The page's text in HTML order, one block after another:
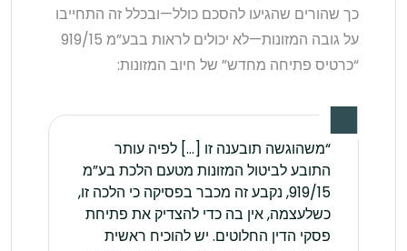
כך שהורים שהגיעו להסכם כולל—ובכלל זה התחייבו
על גובה המזונות—לא יכולים לראות בבע”מ 919/15
“כרטיס פתיחה מחדש” של חיוב המזונות:
“משהוגשה תובענה זו […] לפיה עותר
התובע לביטול המזונות מטעם הלכת בע”מ
919/15, נקבע זה מכבר בפסיקה כי הלכה זו,
כשלעצמה, אין בה כדי להצדיק את פתיחת
פסקי הדין החלוטים. יש להוכיח ראשית